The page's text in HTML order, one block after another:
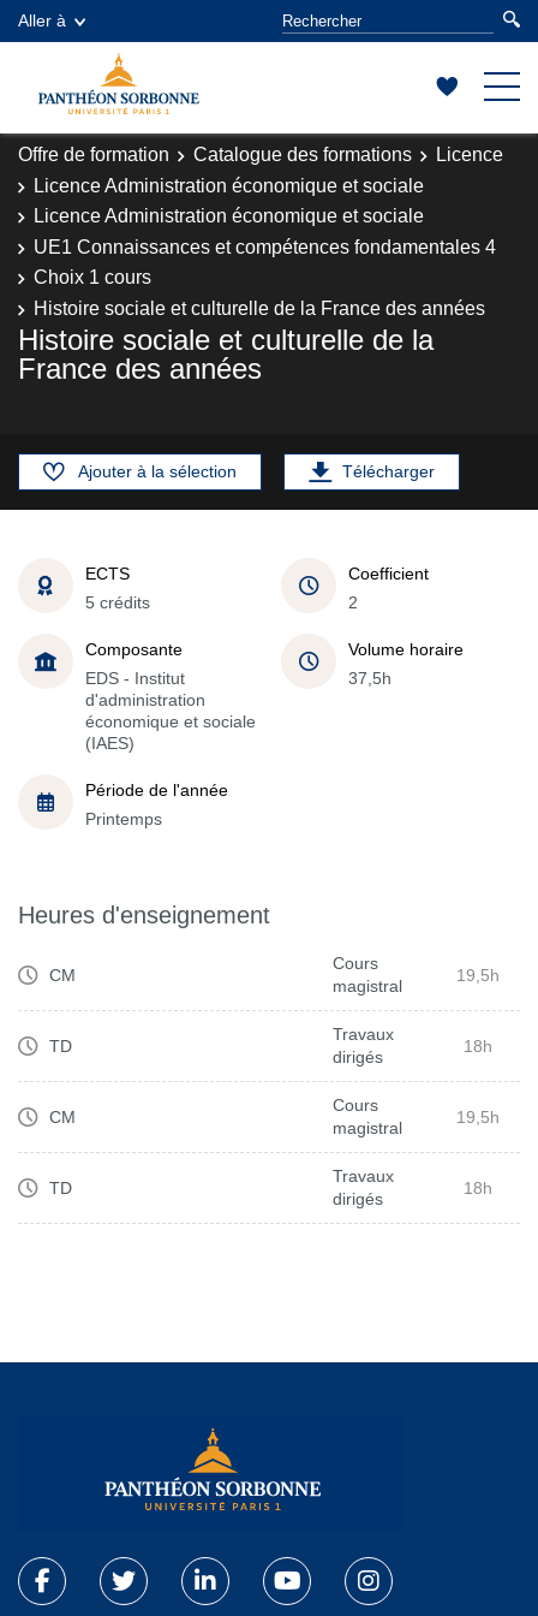
Aller à
Offre de formation Catalogue des formations
Licence
Licence Administration économique et sociale
Licence Administration économique et sociale
UE1 Connaissances et compétences fondamentales 4
Choix 1 cours
Histoire sociale et culturelle de la France des années
Histoire sociale et culturelle de la
France des années
Ajouter à la sélection Télécharger
ECTS
5 crédits
Coefficient
2
Composante
EDS - Institut
d'administration
économique et sociale
(IAES)
Volume horaire
37,5h
Période de l'année
Printemps
Heures d'enseignement
CM
Cours
magistral
19,5h
TD
Travaux
dirigés
18h
CM
Cours
magistral
19,5h
TD
Travaux
dirigés
18h